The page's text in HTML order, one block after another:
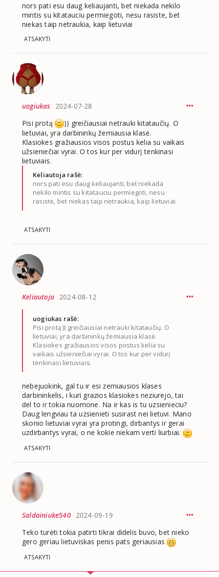
nors pati esu daug keliaujanti, bet niekada nekilo
mintis su kitatauciu permiegoti, nesu rasiste, bet
niekas taip netraukia, kaip lietuviai
ATSAKYTI
uogiukas
2024-07-28
Pisi protą
)) greičiausiai netrauki kitataučių. O
lietuviai, yra darbininkų žemiausia klasė.
Klasiokes gražiausios visos postus kelia su vaikais
užsieniečiai vyrai. O tos kur per vidurį tenkinasi
lietuviais.
Keliautoja rašė:
nors pati esu daug keliaujanti, bet niekada
nekilo mintis su kitatauciu permiegoti, nesu
rasiste, bet niekas taip netraukia, kaip lietuviai
ATSAKYTI
Keliautoja 2024-08-12
uogiukas rašė:
Pisi protą )) greičiausiai netrauki kitataučių. O
lietuviai, yra darbininkų žemiausia klasė.
Klasiokes gražiausios visos postus kelia su
vaikais užsieniečiai vyrai. O tos kur per vidurį
tenkinasi lietuviais.
nebejuokink, gal tu ir esi zemiausios klases
darbininkelis, i kuri grazios klasiokes neziurejo, tai
del to ir tokia nuomone. Na ir kas is tu uzsienieciu?
Daug lengviau ta uzsienieti susirast nei lietuvi. Mano
skonio lietuviai vyrai yra protingi, dirbantys ir gerai
uzdirbantys vyrai, o ne kokie niekam verti liurbiai.
ATSAKYTI
Saldainiuke540 2024-09-19
Teko turėti tokia patirti tikrai didelis buvo, bet nieko
gero geriau lietuviskas penis pats geriausias
ATSAKYTI